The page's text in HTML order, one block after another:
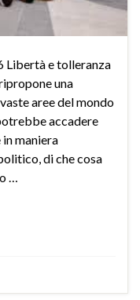
Libertà e tolleranza
una
aree del mondo
accadere
maniera
di che cosa
…